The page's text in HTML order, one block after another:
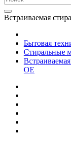
Встраиваемая
Бытовая
Стиральные
OE